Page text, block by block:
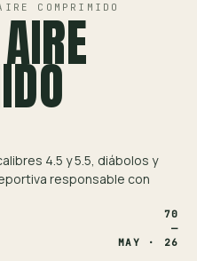
COMPRIMIDO
4.5 y 5.5, diábolos y
responsable con
70
—
MAY · 26